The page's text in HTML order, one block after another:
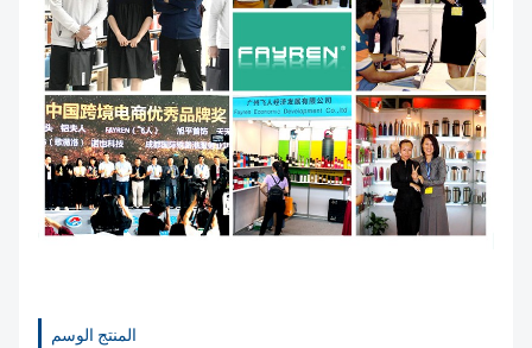
المنتج الوسم